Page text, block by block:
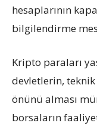
hesaplarının
bilgilendirme
Kripto paraları
devletlerin,
önünü alması
borsaların